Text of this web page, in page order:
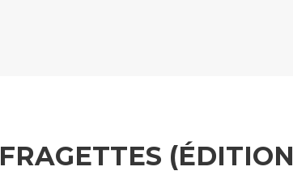
(ÉDITION